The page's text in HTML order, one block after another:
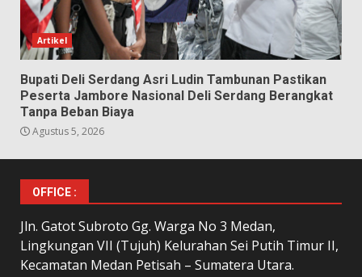
Artikel
Bupati Deli Serdang Asri Ludin Tambunan Pastikan
Peserta Jambore Nasional Deli Serdang Berangkat
Tanpa Beban Biaya
Agustus 5, 2026
OFFICE :
Jln. Gatot Subroto Gg. Warga No 3 Medan,
Lingkungan VII (Tujuh) Kelurahan Sei Putih Timur II,
Kecamatan Medan Petisah – Sumatera Utara.